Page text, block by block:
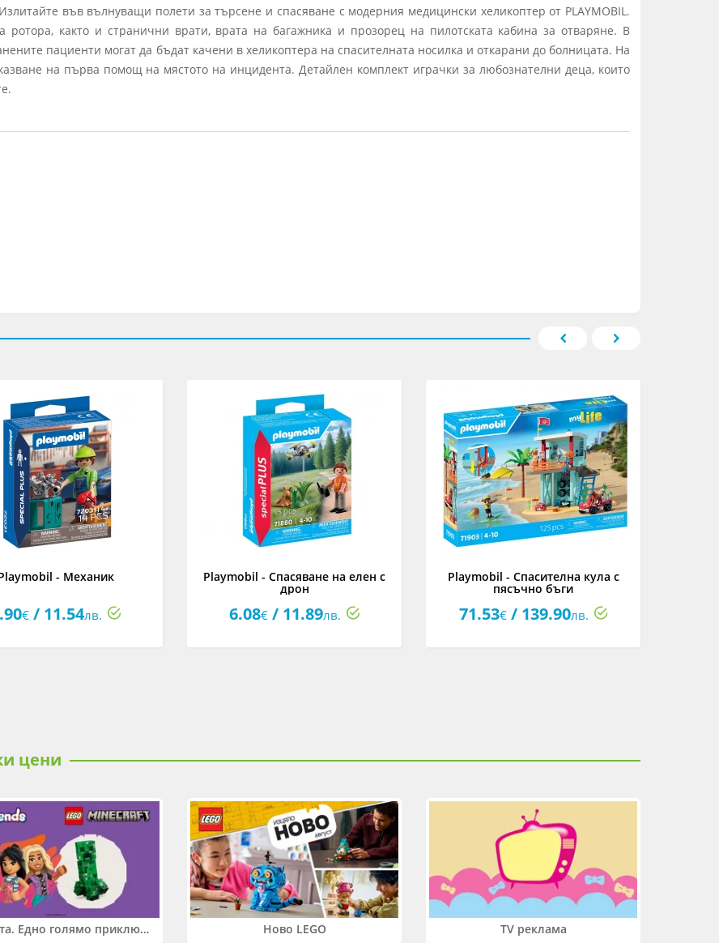
във вълнуващи полети за търсене и спасяване с модерния медицински хеликоптер от PLAYMOBIL.
както и странични врати, врата на багажника и прозорец на пилотската кабина за отваряне. В
пациенти могат да бъдат качени в хеликоптера на спасителната носилка и откарани до болницата. На
на първа помощ на мястото на инцидента. Детайлен комплект играчки за любознателни деца, които
- Механик
€/ 11.54лв.
Playmobil - Спасяване на елен с
дрон
6.08€/ 11.89лв.
Playmobil - Спасителна кула с
пясъчно бъги
71.53€/ 139.90лв.
цени
Два свята. Едно голямо приключение. Купи 2 продукта LEGO® Friends и/или LEGO® Minecraft и вземи -27% Ново LEGO TV реклама